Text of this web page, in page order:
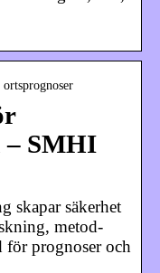
– SMHI
skapar säkerhet
metod-
prognoser och